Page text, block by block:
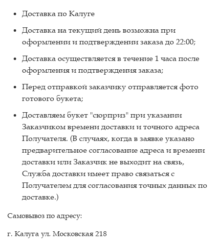
Доставка по Калуге
Доставка на текущий день возможна при
оформлении и подтверждении заказа до 22:00;
Доставка осуществляется в течение 1 часа после
оформления и подтверждения заказа;
Перед отправкой заказчику отправляется фото
готового букета;
Доставляем букет "сюрприз" при указании
Заказчиком времени доставки и точного адреса
Получателя. (В случаях, когда в заявке указано
предварительное согласование адреса и времени
доставки или Заказчик не выходит на связь,
Служба доставки имеет право связаться с
Получателем для согласования точных данных по
доставке.)
Самовывоз по адресу:
г. Калуга ул. Московская 218